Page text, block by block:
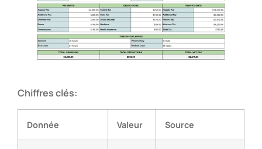
Chiffres clés:
Donnée Valeur Source